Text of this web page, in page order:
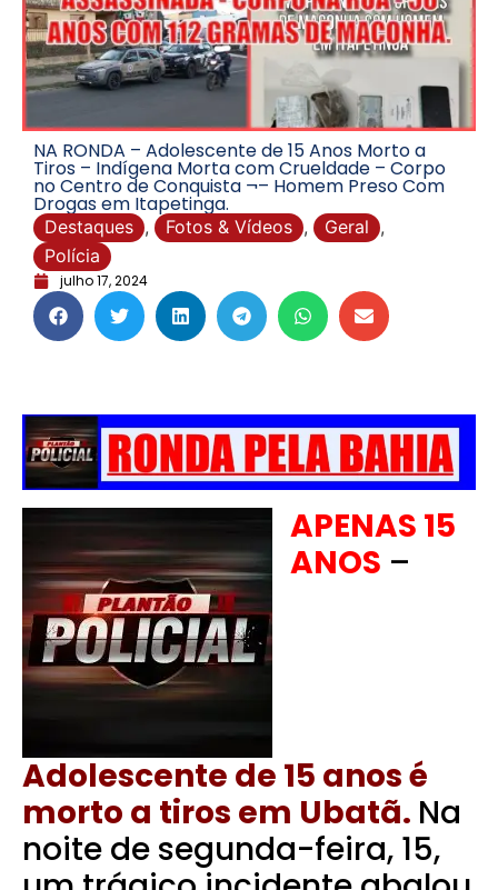
NA RONDA – Adolescente de 15 Anos Morto a
Tiros – Indígena Morta com Crueldade – Corpo
no Centro de Conquista ¬– Homem Preso Com
Drogas em Itapetinga.
Destaques , Fotos & Vídeos , Geral ,
Polícia
julho 17, 2024
APENAS 15
ANOS –
Adolescente de 15 anos é
morto a tiros em Ubatã. Na
noite de segunda-feira, 15,